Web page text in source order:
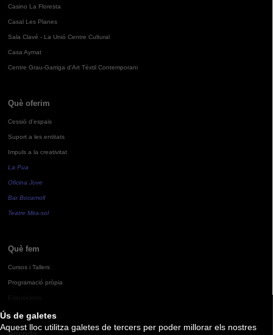
Ús de galetes
Aquest lloc utilitza galetes de tercers per poder millorar els nostres
Casino La Floresta
Casal Les Planes
Sala Clavé - La Unió Centre Cultural
Casa Aymat
Centre Grau-Garriga d'Art Tèxtil Contemporani
Què oferim
Cessió d'espais
Suport a les entitats
Impuls a la creativitat
La Pua
Oficina Jove
Bar Bocamoll
Teatre Mira-sol
Què fem
Cursos i Tallers
Programació pròpia